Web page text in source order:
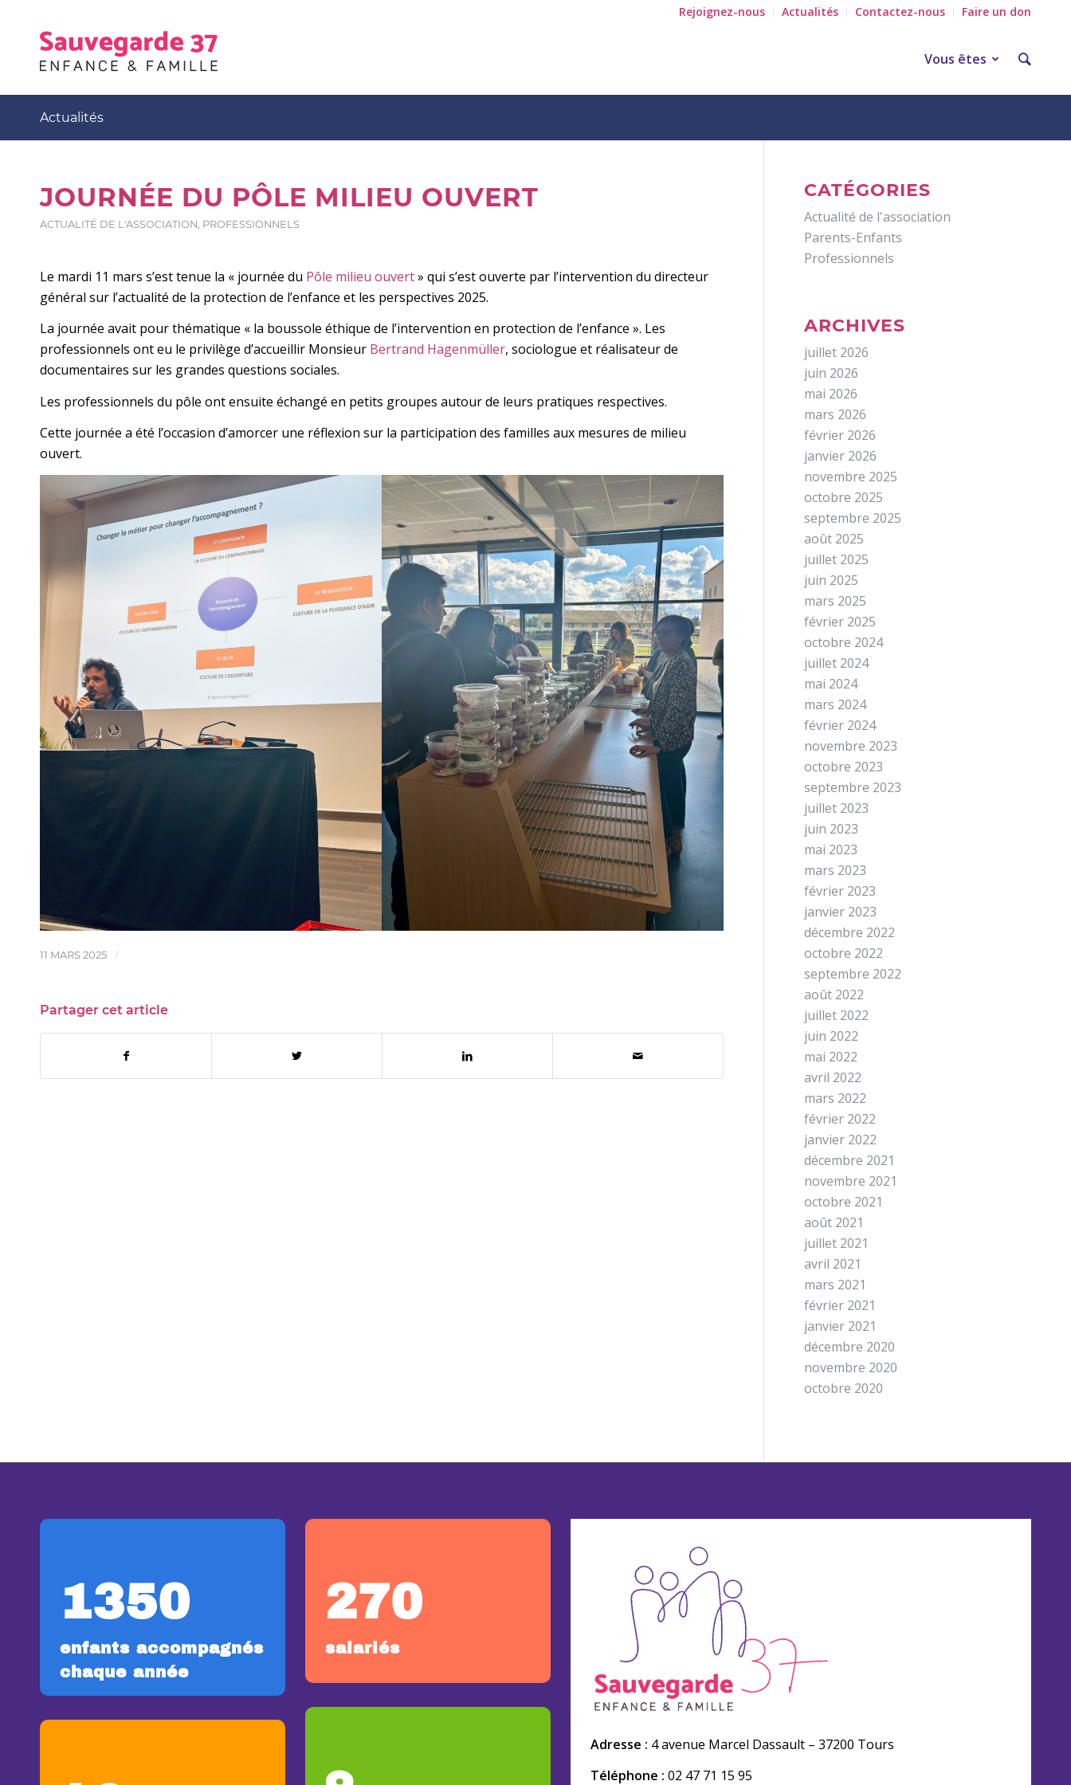
Rejoignez-nous Actualités Contactez-nous Faire un don
Vous êtes
Actualités
JOURNÉE DU PÔLE MILIEU OUVERT
ACTUALITÉ DE L'ASSOCIATION, PROFESSIONNELS
Le mardi 11 mars s’est tenue la « journée du Pôle milieu ouvert» qui s’est ouverte par l’intervention du directeur
général sur l’actualité de la protection de l’enfance et les perspectives 2025.
La journée avait pour thématique « la boussole éthique de l’intervention en protection de l’enfance ». Les
professionnels ont eu le privilège d’accueillir Monsieur Bertrand Hagenmüller, sociologue et réalisateur de
documentaires sur les grandes questions sociales.
Les professionnels du pôle ont ensuite échangé en petits groupes autour de leurs pratiques respectives.
Cette journée a été l’occasion d’amorcer une réflexion sur la participation des familles aux mesures de milieu
ouvert.
11 MARS 2025 /
Partager cet article
CATÉGORIES
Actualité de l'association
Parents-Enfants
Professionnels
ARCHIVES
juillet 2026
juin 2026
mai 2026
mars 2026
février 2026
janvier 2026
novembre 2025
octobre 2025
septembre 2025
août 2025
juillet 2025
juin 2025
mars 2025
février 2025
octobre 2024
juillet 2024
mai 2024
mars 2024
février 2024
novembre 2023
octobre 2023
septembre 2023
juillet 2023
juin 2023
mai 2023
mars 2023
février 2023
janvier 2023
décembre 2022
octobre 2022
septembre 2022
août 2022
juillet 2022
juin 2022
mai 2022
avril 2022
mars 2022
février 2022
janvier 2022
décembre 2021
novembre 2021
octobre 2021
août 2021
juillet 2021
avril 2021
mars 2021
février 2021
janvier 2021
décembre 2020
novembre 2020
octobre 2020
1350
enfants accompagnés
chaque année
270
salariés
Adresse : 4 avenue Marcel Dassault – 37200 Tours
Téléphone : 02 47 71 15 95